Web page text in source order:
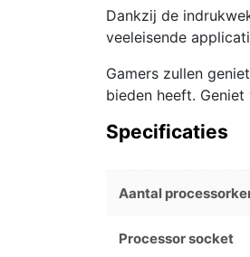
Dankzij de
veeleisende
Gamers zullen
bieden heeft.
Specificaties
Aantal
Processor socket